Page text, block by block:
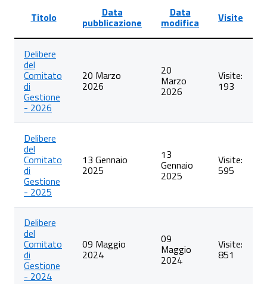
degli
articoli
nella
categoria
Delibere
del
Comitato
Gestione
Titolo Data
pubblicazione
Data
modifica Visite
Delibere
del
Comitato
di
Gestione
- 2026
20 Marzo
2026
20
Marzo
2026
Visite:
193
Delibere
del
Comitato
di
Gestione
- 2025
13 Gennaio
2025
13
Gennaio
2025
Visite:
595
Delibere
del
Comitato
di
Gestione
- 2024
09 Maggio
2024
09
Maggio
2024
Visite:
851